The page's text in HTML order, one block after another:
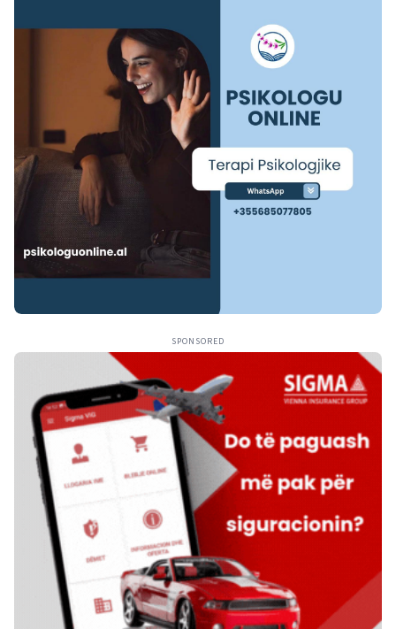
SPONSORED